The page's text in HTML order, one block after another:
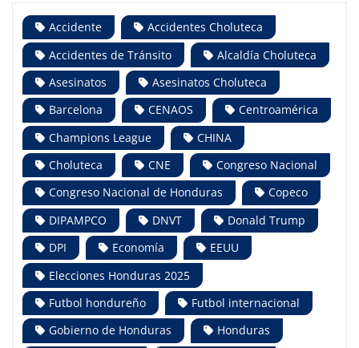
Accidente
Accidentes Choluteca
Accidentes de Tránsito
Alcaldía Choluteca
Asesinatos
Asesinatos Choluteca
Barcelona
CENAOS
Centroamérica
Champions League
CHINA
Choluteca
CNE
Congreso Nacional
Congreso Nacional de Honduras
Copeco
DIPAMPCO
DNVT
Donald Trump
DPI
Economía
EEUU
Elecciones Honduras 2025
Futbol hondureño
Futbol internacional
Gobierno de Honduras
Honduras